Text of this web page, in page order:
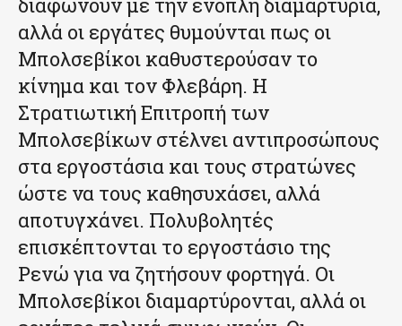
αλλά οι εργάτες θυμούνται πως οι
Μπολσεβίκοι καθυστερούσαν το
κίνημα και τον Φλεβάρη. Η
Στρατιωτική Επιτροπή των
Μπολσεβίκων στέλνει αντιπροσώπους
στα εργοστάσια και τους στρατώνες
ώστε να τους καθησυχάσει, αλλά
αποτυγχάνει. Πολυβολητές
επισκέπτονται το εργοστάσιο της
Ρενώ για να ζητήσουν φορτηγά. Οι
Μπολσεβίκοι διαμαρτύρονται, αλλά οι